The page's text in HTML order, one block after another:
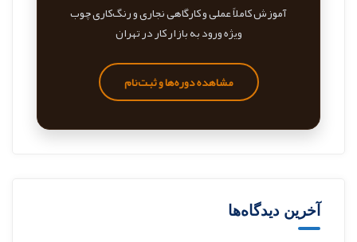
آموزش کاملاً عملی و کارگاهی نجاری و رنگ‌کاری چوب
ویژه ورود به بازار کار در تهران
مشاهده دوره‌ها و ثبت‌نام
آخرین دیدگاه‌ها